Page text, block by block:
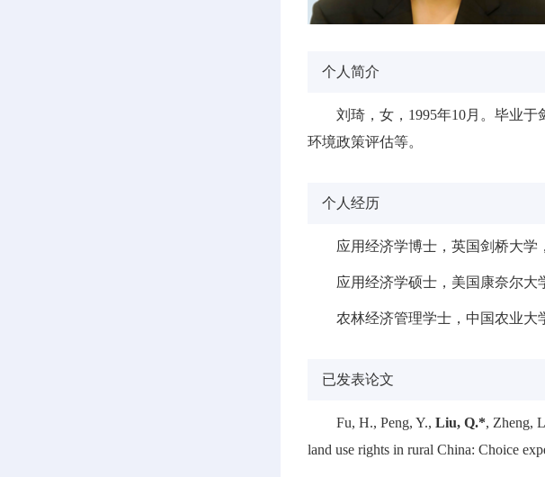
个人简介
刘琦，女，1995年10月。毕业
环境政策评估等。
个人经历
应用经济学博士，英国剑桥大学
应用经济学硕士，美国康奈尔大
农林经济管理学士，中国农业大
已发表论文
Fu, H., Peng, Y., Liu, Q.*, Zheng,
land use rights in rural China: Choice